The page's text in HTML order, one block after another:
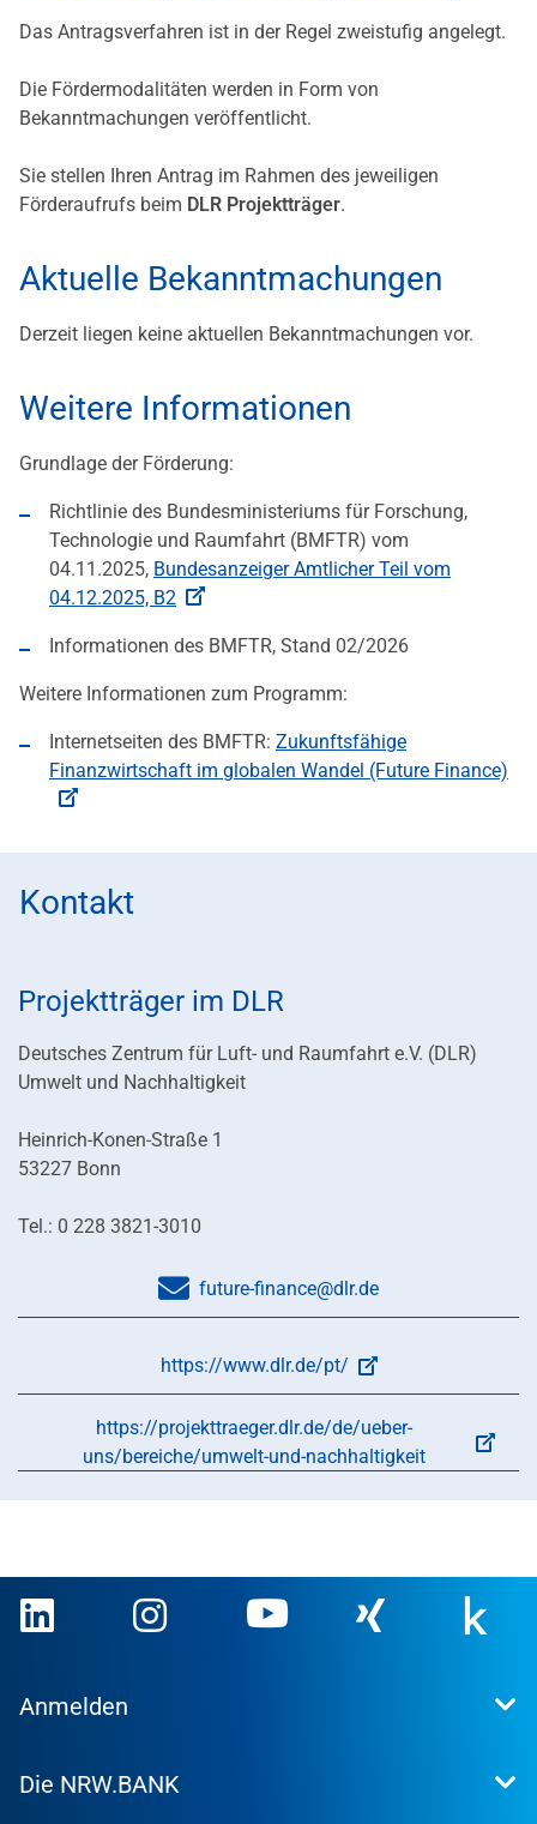
Das Antragsverfahren ist in der Regel zweistufig angelegt.
Die Fördermodalitäten werden in Form von
Bekanntmachungen veröffentlicht.
Sie stellen Ihren Antrag im Rahmen des jeweiligen
Förderaufrufs beim DLR Projektträger.
Aktuelle Bekanntmachungen
Derzeit liegen keine aktuellen Bekanntmachungen vor.
Weitere Informationen
Grundlage der Förderung:
Richtlinie des Bundesministeriums für Forschung,
Technologie und Raumfahrt (BMFTR) vom
04.11.2025, Bundesanzeiger Amtlicher Teil vom
04.12.2025, B2
Informationen des BMFTR, Stand 02/2026
Weitere Informationen zum Programm:
Internetseiten des BMFTR: Zukunftsfähige
Finanzwirtschaft im globalen Wandel (Future Finance)
Kontakt
Projektträger im DLR
Deutsches Zentrum für Luft- und Raumfahrt e.V. (DLR)
Umwelt und Nachhaltigkeit
Heinrich-Konen-Straße 1
53227 Bonn
Tel.: 0 228 3821-3010
future-finance@dlr.de
https://www.dlr.de/pt/
https://projekttraeger.dlr.de/de/ueber-
uns/bereiche/umwelt-und-nachhaltigkeit
Anmelden
Kundenportal
Die NRW.BANK